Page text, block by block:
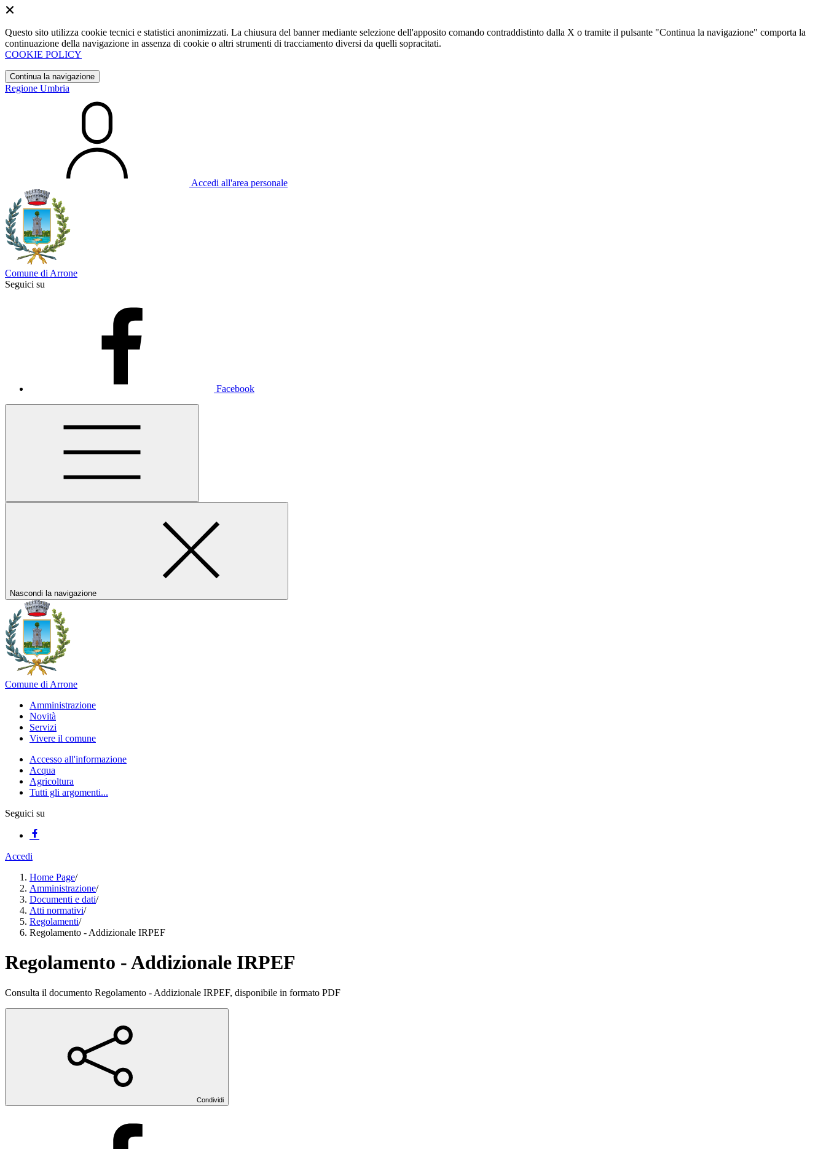
Questo sito utilizza cookie tecnici e statistici anonimizzati. La chiusura del banner mediante selezione dell'apposito comando contraddistinto dalla X o tramite il pulsante "Continua la navigazione" comporta la
continuazione della navigazione in assenza di cookie o altri strumenti di tracciamento diversi da quelli sopracitati.
COOKIE POLICY
Continua la navigazione
Regione Umbria
Accedi all'area personale
Comune di Arrone
Seguici su
Facebook
Nascondi la navigazione
Comune di Arrone
Amministrazione
Novità
Servizi
Vivere il comune
Accesso all'informazione
Acqua
Agricoltura
Tutti gli argomenti...
Seguici su
Accedi
Home Page/
Amministrazione/
Documenti e dati/
Atti normativi/
Regolamenti/
Regolamento - Addizionale IRPEF
Regolamento - Addizionale IRPEF
Consulta il documento Regolamento - Addizionale IRPEF, disponibile in formato PDF
Condividi